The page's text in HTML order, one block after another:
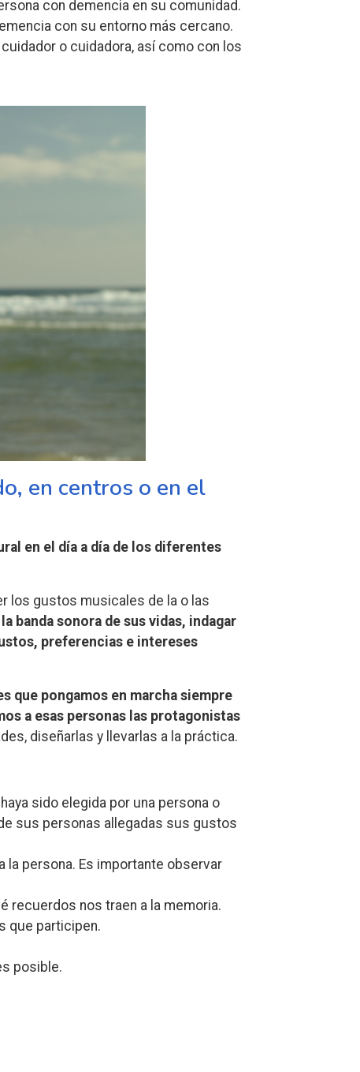
con demencia en su comunidad.
con su entorno más cercano.
o cuidadora, así como con los
en centros o en el
en el día a día de los diferentes
los gustos musicales de la o las
banda sonora de sus vidas, indagar
preferencias e intereses
que pongamos en marcha siempre
a esas personas las protagonistas
diseñarlas y llevarlas a la práctica.
sido elegida por una persona o
sus personas allegadas sus gustos
la persona. Es importante observar
recuerdos nos traen a la memoria.
que participen.
posible.